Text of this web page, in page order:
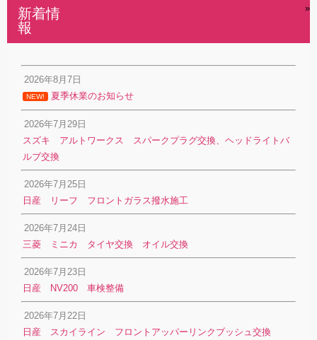
»
新着情
報
2026年8月7日
NEW! 夏季休業のお知らせ
2026年7月29日
スズキ アルトワークス スパークプラグ交換、ヘッドライトバ
ルブ交換
2026年7月25日
日産 リーフ フロントガラス撥水施工
2026年7月24日
三菱 ミニカ タイヤ交換 オイル交換
2026年7月23日
日産 NV200 車検整備
2026年7月22日
日産 スカイライン フロントアッパーリンクブッシュ交換